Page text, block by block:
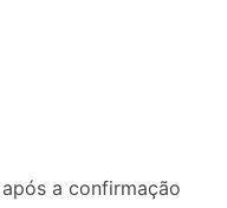
a confirmação